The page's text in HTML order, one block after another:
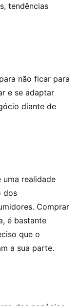
tendências
não ficar para
e se adaptar
diante de
uma realidade
dos
Comprar
é bastante
que o
a sua parte.